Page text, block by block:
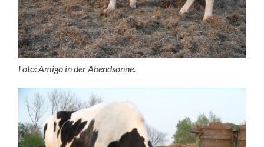
Foto: Amigo in der Abendsonne.